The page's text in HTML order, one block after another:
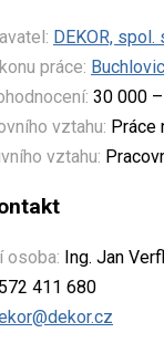
DEKOR, spol.
práce:
30 000
vztahu: Práce
vztahu:
osoba: Ing. Jan Verfl
572 411 680